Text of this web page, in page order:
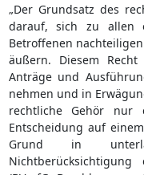
„Der Grundsatz des
darauf, sich zu allen
Betroffenen
äußern. Diesem
Anträge und
nehmen und in
rechtliche Gehör nur
Entscheidung auf
Grund in